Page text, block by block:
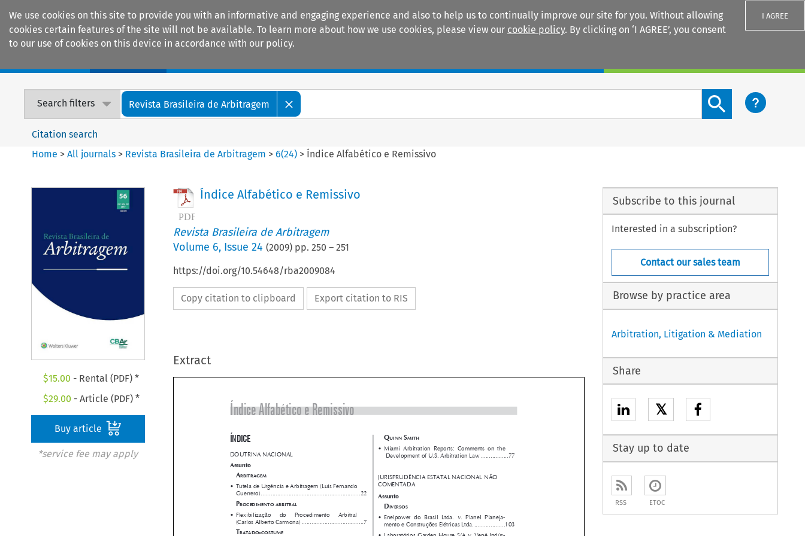
We use cookies on this site to provide you with an informative and engaging experience and also to help us to continually improve our site for you. Without allowing
cookies certain features of the site will not be available. To learn more about how we use cookies, please view our cookie policy. By clicking on ‘I AGREE’, you consent
to our use of cookies on this device in accordance with our policy.
I AGREE
Search filters Revista Brasileira de Arbitragem
Search content button
Citation search
Home >All journals > Revista Brasileira de Arbitragem >6(24) >Índice Alfabético e Remissivo
$15.00 - Rental (PDF) *
$29.00 - Article (PDF) *
Buy article
*service fee may apply
Índice Alfabético e Remissivo
Revista Brasileira de Arbitragem
Volume 6, Issue 24 (2009) pp. 250 – 251
https://doi.org/10.54648/rba2009084
Copy citation to clipboard Export citation to RIS
Extract




 

 
  


  
   

  




 
 



ÍNDICE
Assunto
ARBITRAGEM
• Tutela de Urgência e Arbitragem (Luis Fernando
QUINN S
• Miami  Arbitration  Reports:  Comments  on  the
JURISPRUDÊNCIA ESTATAL NACIONAL NÃO
Subscribe to this journal
Interested in a subscription?
Contact our sales team
Browse by practice area
Arbitration, Litigation & Mediation
Share
𝕏
Stay up to date
RSS ETOC